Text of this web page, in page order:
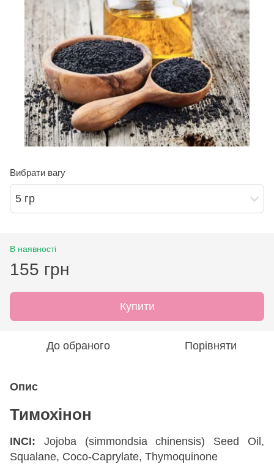
Вибрати вагу
5 гр
В наявності
155 грн
Купити
До обраного Порівняти
Опис
Тимохінон
INCI: Jojoba (simmondsia chinensis) Seed Oil,
Squalane, Coco-Caprylate, Thymoquinone